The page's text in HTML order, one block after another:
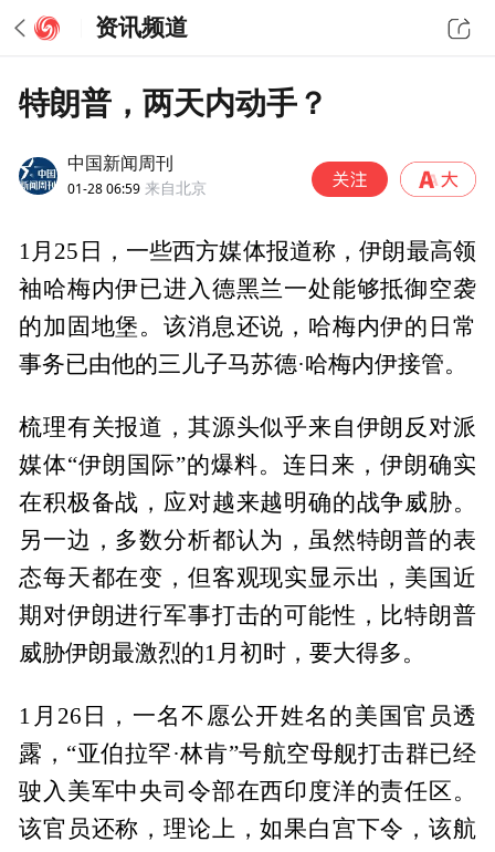
资讯频道
特朗普，两天内动手？
中国新闻周刊
01-28 06:59 来自北京
1月25日，一些西方媒体报道称，伊朗最高领
袖哈梅内伊已进入德黑兰一处能够抵御空袭
的加固地堡。该消息还说，哈梅内伊的日常
事务已由他的三儿子马苏德·哈梅内伊接管。
梳理有关报道，其源头似乎来自伊朗反对派
媒体“伊朗国际”的爆料。连日来，伊朗确实
在积极备战，应对越来越明确的战争威胁。
另一边，多数分析都认为，虽然特朗普的表
态每天都在变，但客观现实显示出，美国近
期对伊朗进行军事打击的可能性，比特朗普
威胁伊朗最激烈的1月初时，要大得多。
1月26日，一名不愿公开姓名的美国官员透
露，“亚伯拉罕·林肯”号航空母舰打击群已经
驶入美军中央司令部在西印度洋的责任区。
该官员还称，理论上，如果白宫下令，该航